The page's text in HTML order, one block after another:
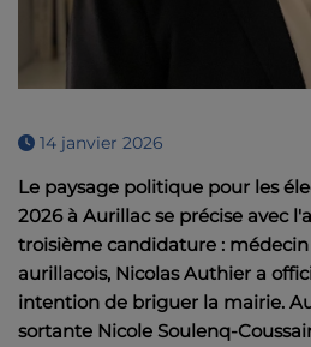
14 janvier 2026
Le paysage politique pour les
2026 à Aurillac se précise avec
troisième candidature :
aurillacois, Nicolas Authier a
intention de briguer la mairie.
sortante Nicole Soulenq-